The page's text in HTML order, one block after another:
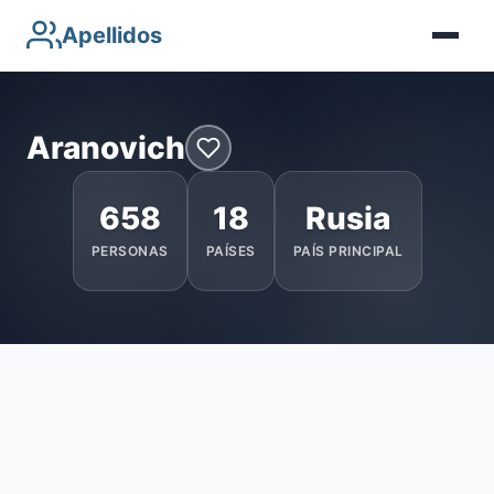
Apellidos
Aranovich
658
PERSONAS
18
PAÍSES
Rusia
PAÍS PRINCIPAL